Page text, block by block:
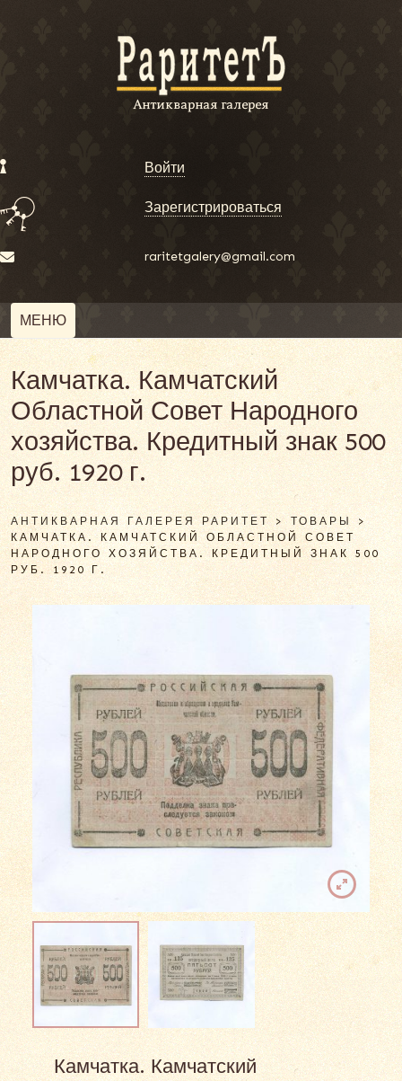
Войти
Зарегистрироваться
raritetgalery@gmail.com
МЕНЮ
Камчатка. Камчатский
Областной Совет Народного
хозяйства. Кредитный знак 500
руб. 1920 г.
АНТИКВАРНАЯ ГАЛЕРЕЯ РАРИТЕТ >ТОВАРЫ>
КАМЧАТКА. КАМЧАТСКИЙ ОБЛАСТНОЙ СОВЕТ
НАРОДНОГО ХОЗЯЙСТВА. КРЕДИТНЫЙ ЗНАК 500
РУБ. 1920 Г.
Камчатка. Камчатский